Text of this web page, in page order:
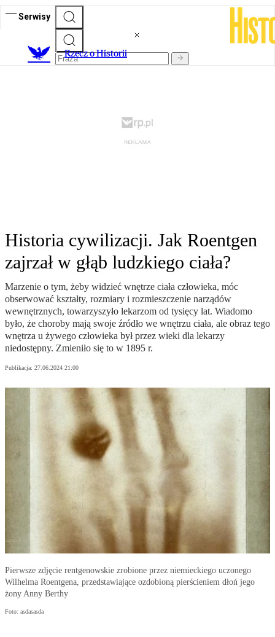
Serwisy
Rzecz o Historii
Historia cywilizacji. Jak Roentgen
zajrzał w głąb ludzkiego ciała?
Marzenie o tym, żeby widzieć wnętrze ciała człowieka, móc
obserwować kształty, rozmiary i rozmieszczenie narządów
wewnętrznych, towarzyszyło lekarzom od tysięcy lat. Wiadomo
było, że choroby mają swoje źródło we wnętrzu ciała, ale obraz tego
wnętrza u żywego człowieka był przez wieki dla lekarzy
niedostępny. Zmieniło się to w 1895 r.
Publikacja: 27.06.2024 21:00
Pierwsze zdjęcie rentgenowskie zrobione przez niemieckiego uczonego
Wilhelma Roentgena, przedstawiające ozdobioną pierścieniem dłoń jego
żony Anny Berthy
Foto: asdasasda